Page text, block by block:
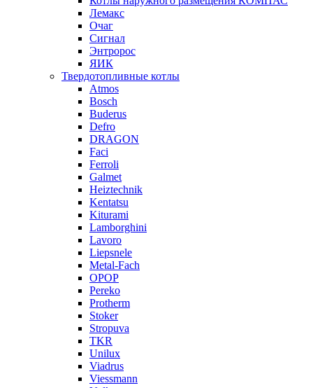
Лемакс
Очаг
Сигнал
Энтророс
ЯИК
Твердотопливные котлы
Atmos
Bosch
Buderus
Defro
DRAGON
Faci
Ferroli
Galmet
Heiztechnik
Kentatsu
Kiturami
Lamborghini
Lavoro
Liepsnele
Metal-Fach
OPOP
Pereko
Protherm
Stoker
Stropuva
TKR
Unilux
Viadrus
Viessmann